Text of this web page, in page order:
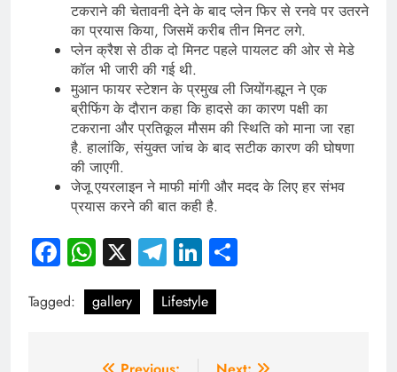
टकराने की चेतावनी देने के बाद प्लेन फिर से रनवे पर उतरने
का प्रयास किया, जिसमें करीब तीन मिनट लगे.
प्लेन क्रैश से ठीक दो मिनट पहले पायलट की ओर से मेडे
कॉल भी जारी की गई थी.
मुआन फायर स्टेशन के प्रमुख ली जियोंग-ह्यून ने एक
ब्रीफिंग के दौरान कहा कि हादसे का कारण पक्षी का
टकराना और प्रतिकूल मौसम की स्थिति को माना जा रहा
है. हालांकि, संयुक्त जांच के बाद सटीक कारण की घोषणा
की जाएगी.
जेजू एयरलाइन ने माफी मांगी और मदद के लिए हर संभव
प्रयास करने की बात कही है.
Facebook
WhatsApp
X Telegram
LinkedIn
Tagged: gallery Lifestyle